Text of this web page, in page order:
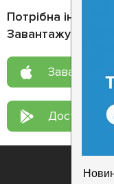
Потрібна
Завантажуйте
Завантажте
Доступно у